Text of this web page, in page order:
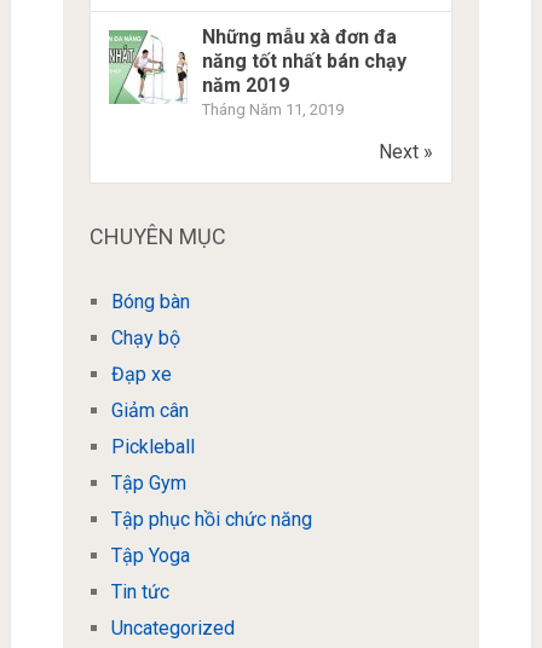
Những mẫu xà đơn đa
năng tốt nhất bán chạy
năm 2019
Tháng Năm 11, 2019
Next »
CHUYÊN MỤC
Bóng bàn
Chạy bộ
Đạp xe
Giảm cân
Pickleball
Tập Gym
Tập phục hồi chức năng
Tập Yoga
Tin tức
Uncategorized